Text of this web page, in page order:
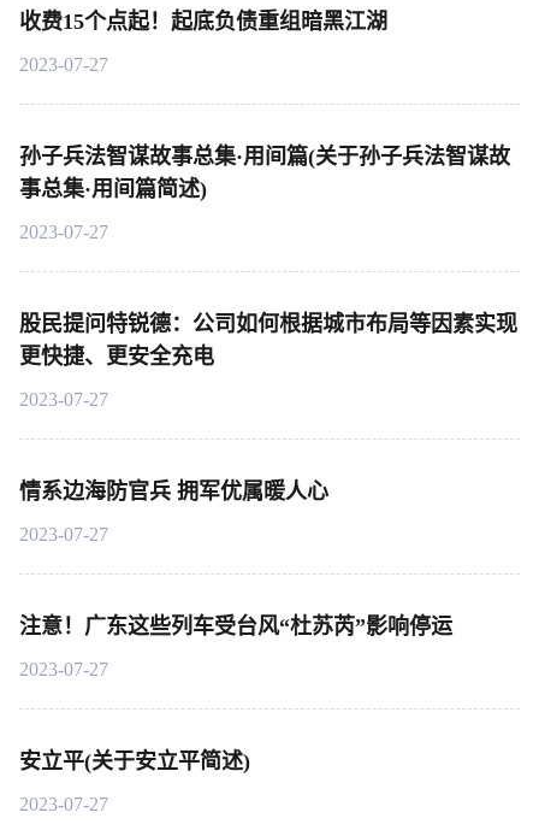
收费15个点起！起底负债重组暗黑江湖
2023-07-27
孙子兵法智谋故事总集·用间篇(关于孙子兵法智谋故
事总集·用间篇简述)
2023-07-27
股民提问特锐德：公司如何根据城市布局等因素实现
更快捷、更安全充电
2023-07-27
情系边海防官兵 拥军优属暖人心
2023-07-27
注意！广东这些列车受台风“杜苏芮”影响停运
2023-07-27
安立平(关于安立平简述)
2023-07-27